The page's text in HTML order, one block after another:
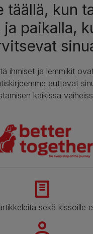
täällä, kun
paikalla,
ihmiset ja lemmikit
auttavat
kaikissa
sekä kissoille